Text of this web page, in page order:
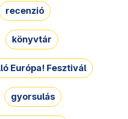
recenzió
könyvtár
Európa! Fesztivál
gyorsulás